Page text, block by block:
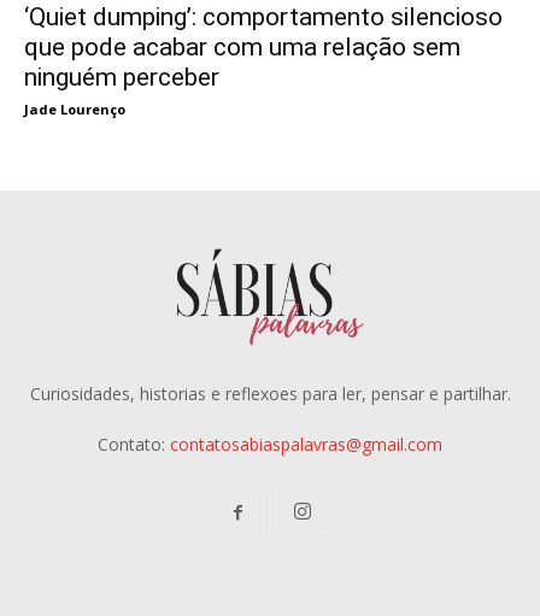
‘Quiet dumping’: comportamento silencioso
que pode acabar com uma relação sem
ninguém perceber
Jade Lourenço
Curiosidades, historias e reflexoes para ler, pensar e partilhar.
Contato: contatosabiaspalavras@gmail.com